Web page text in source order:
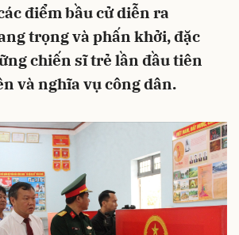
điểm bầu cử diễn ra
trọng và phấn khởi, đặc
chiến sĩ trẻ lần đầu tiên
và nghĩa vụ công dân.